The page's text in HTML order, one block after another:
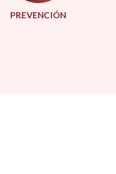
PREVENCIÓN